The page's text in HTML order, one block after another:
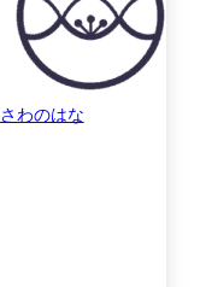
さわのはな